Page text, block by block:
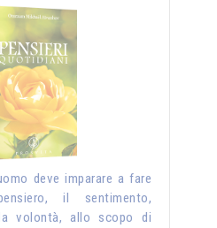
deve imparare a fare
il sentimento,
la volontà, allo scopo di